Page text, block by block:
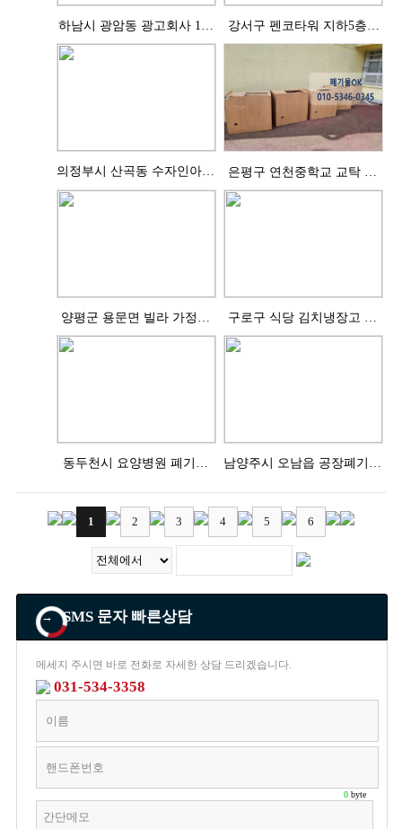
하남시 광암동 광고회사 1톤
폐기물 처리완료
강서구 펜코타워 지하5층 5
톤 폐기물 처리완료
의정부시 산곡동 수자인아파
트 인테리어폐기물 ..
은평구 연천중학교 교탁 처
리완료
양평군 용문면 빌라 가정폐
기물 처리완료
구로구 식당 김치냉장고 수
거완료
동두천시 요양병원 폐기물
남양주시 오남읍 공장폐기물
1 2 3 4 5 6
→ SMS 문자 빠른상담
메세지 주시면 바로 전화로 자세한 상담 드리겠습니다.
031-534-3358
0 byte